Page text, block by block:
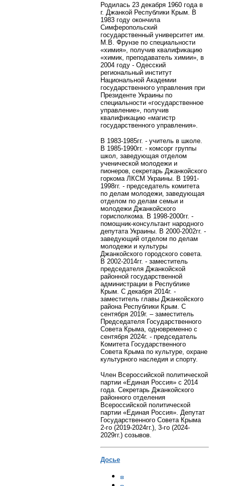
Родилась 23 декабря 1960 года в
г. Джанкой Республики Крым. В
1983 году окончила
Симферопольский
государственный университет им.
М.В. Фрунзе по специальности
«химия», получив квалификацию
«химик, преподаватель химии», в
2004 году - Одесский
региональный институт
Национальной Академии
государственного управления при
Президенте Украины по
специальности «государственное
управление», получив
квалификацию «магистр
государственного управления».
В 1983-1985гг. - учитель в школе.
В 1985-1990гг. - комсорг группы
школ, заведующая отделом
ученической молодежи и
пионеров‚ секретарь Джанкойского
горкома ЛКСМ Украины. В 1991-
1998гг. - председатель комитета
по делам молодежи‚ заведующая
отделом по делам семьи и
молодежи Джанкойского
горисполкома. В 1998-2000гг. -
помощник-консультант народного
депутата Украины. В 2000-2002гг. -
заведующий отделом по делам
молодежи и культуры
Джанкойского городского совета.
В 2002-2014гг. - заместитель
председателя Джанкойской
районной государственной
администрации в Республике
Крым. С декабря 2014г. -
заместитель главы Джанкойского
района Республики Крым. С
сентября 2019г. – заместитель
Председателя Государственного
Совета Крыма, одновременно с
сентября 2024г. - председатель
Комитета Государственного
Совета Крыма по культуре, охране
культурного наследия и спорту.
Член Всероссийской политической
партии «Единая Россия» с 2014
года. Секретарь Джанкойского
районного отделения
Всероссийской политической
партии «Единая Россия». Депутат
Государственного Совета Крыма
2-го (2019-2024гг.), 3-го (2024-
2029гг.) созывов.
Досье